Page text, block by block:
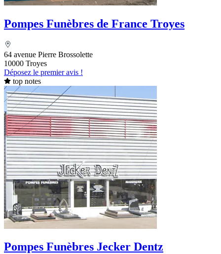
Pompes Funèbres de France Troyes
64 avenue Pierre Brossolette
10000 Troyes
Déposez le premier avis !
top notes
Pompes Funèbres Jecker Dentz